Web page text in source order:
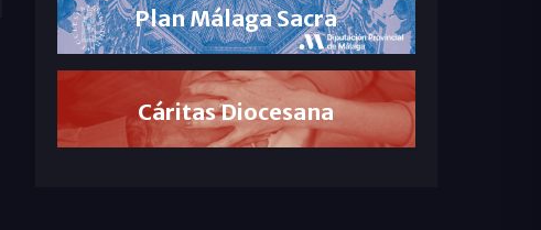
Plan Málaga Sacra
Cáritas Diocesana